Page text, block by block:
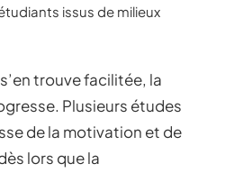
issus de milieux
trouve facilitée, la
Plusieurs études
de la motivation et de
lors que la